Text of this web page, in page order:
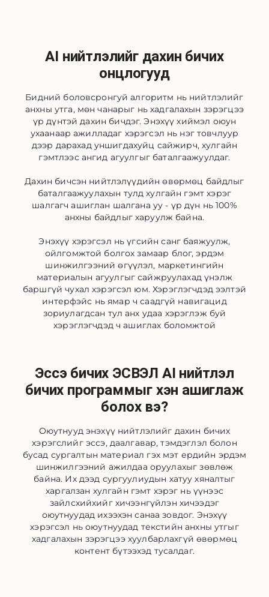
AI нийтлэлийг дахин бичих
онцлогууд
Бидний боловсронгуй алгоритм нь нийтлэлийг
анхны утга, мөн чанарыг нь хадгалахын зэрэгцээ
үр дүнтэй дахин бичдэг. Энэхүү хиймэл оюун
ухаанаар ажилладаг хэрэгсэл нь нэг товчлуур
дээр дарахад уншигдахуйц сайжирч, хулгайн
гэмтлээс ангид агуулгыг баталгаажуулдаг.
Дахин бичсэн нийтлэлүүдийн өвөрмөц байдлыг
баталгаажуулахын тулд хулгайн гэмт хэрэг
шалгагч ашиглан шалгана уу - үр дүн нь 100%
анхны байдлыг харуулж байна.
Энэхүү хэрэгсэл нь үгсийн санг баяжуулж,
ойлгомжтой болгох замаар блог, эрдэм
шинжилгээний өгүүлэл, маркетингийн
материалын агуулгыг сайжруулахад үнэлж
баршгүй чухал хэрэгсэл юм. Хэрэглэгчдэд ээлтэй
интерфэйс нь ямар ч саадгүй навигацид
зориулагдсан тул анх удаа хэрэглэж буй
хэрэглэгчдэд ч ашиглах боломжтой
Эссэ бичих ЭСВЭЛ AI нийтлэл
бичих программыг хэн ашиглаж
болох вэ?
Оюутнууд энэхүү нийтлэлийг дахин бичих
хэрэгслийг эссэ, даалгавар, тэмдэглэл болон
бусад сургалтын материал гэх мэт ердийн эрдэм
шинжилгээний ажилдаа оруулахыг зөвлөж
байна. Их дээд сургуулиудын хатуу хяналтыг
харгалзан хулгайн гэмт хэрэг нь үүнээс
зайлсхийхийг хичээнгүйлэн хичээдэг
оюутнуудад ихээхэн санаа зовдог. Энэхүү
хэрэгсэл нь оюутнуудад текстийн анхны утгыг
хадгалахын зэрэгцээ хуулбарлахгүй өвөрмөц
контент бүтээхэд тусалдаг.